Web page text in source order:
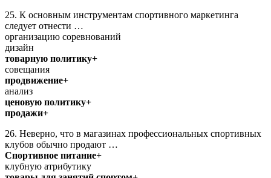
25. К основным инструментам спортивного маркетинга
следует отнести …
организацию соревнований
дизайн
товарную политику+
совещания
продвижение+
анализ
ценовую политику+
продажи+
26. Неверно, что в магазинах профессиональных спортивных
клубов обычно продают …
Спортивное питание+
клубную атрибутику